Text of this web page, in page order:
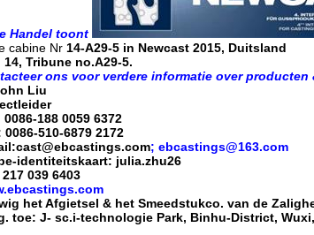
Handel toont
cabine Nr 14-A29-5 in Newcast 2015, Duitsland
14, Tribune no.A29-5.
ons voor verdere informatie over producten
Liu
0086-188 0059 6372
0086-510-6879 2172
; ebcastings@163.com
identiteitskaart: julia.zhu26
039 6403
het Afgietsel & het Smeedstukco. van de
toe: J- sc.i-technologie Park, Binhu-District,